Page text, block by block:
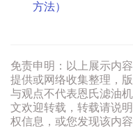
方法）
免责申明：以上展示内
提供或网络收集整理，
与观点不代表恩氏滤油
文欢迎转载，转载请说
权信息，或您发现该内